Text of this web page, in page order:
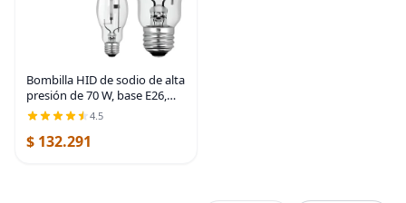
Bombilla HID de sodio de alta
presión de 70 W, base E26,
ED17, código ANSI S62, 2000
K, color blanco cálido,
acabado transparente, 24000
4.5
$ 132.291